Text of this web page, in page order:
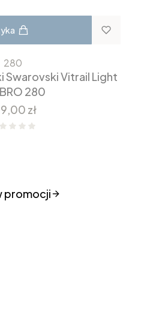
280
Swarovski Vitrail Light
280
zł
promocji